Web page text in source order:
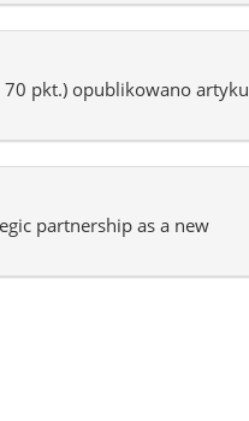
70 pkt.) opublikowano
partnership as a new